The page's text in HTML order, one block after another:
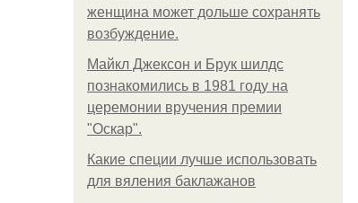
женщина может дольше сохранять
возбуждение.
Майкл Джексон и Брук шилдс
познакомились в 1981 году на
церемонии вручения премии
"Оскар".
Какие специи лучше использовать
для вяления баклажанов